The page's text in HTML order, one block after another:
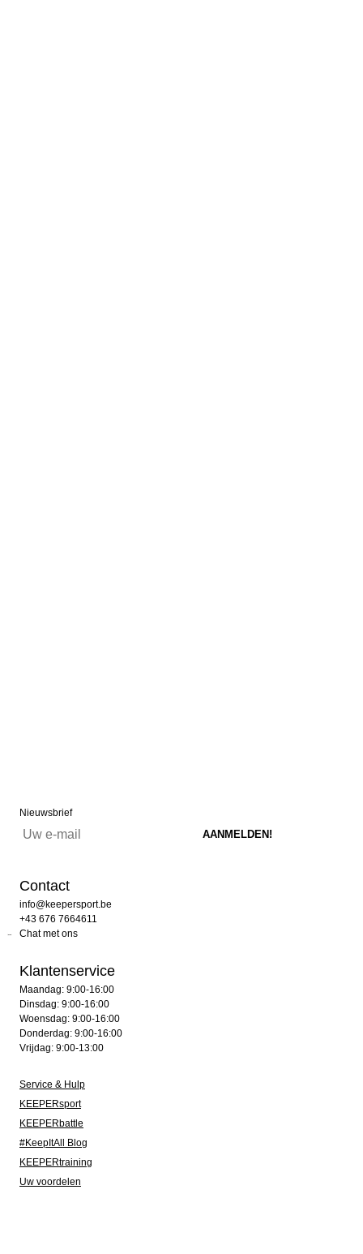
Nieuwsbrief
Contact
info@keepersport.be
+43 676 7664611
Chat met ons
Klantenservice
Maandag: 9:00-16:00
Dinsdag: 9:00-16:00
Woensdag: 9:00-16:00
Donderdag: 9:00-16:00
Vrijdag: 9:00-13:00
Service & Hulp
KEEPERsport
KEEPERbattle
#KeepItAll Blog
KEEPERtraining
Uw voordelen